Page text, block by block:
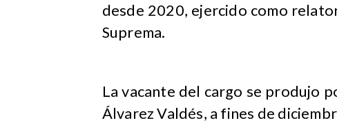
desde 2020, ejercido como
Suprema.
La vacante del cargo se produjo
Álvarez Valdés, a fines de